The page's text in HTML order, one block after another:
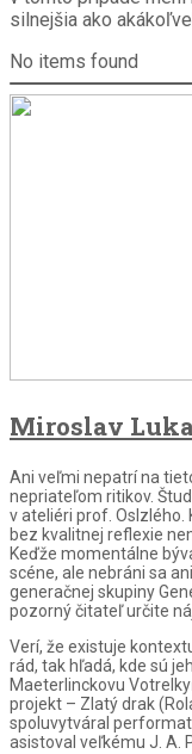
silnejšia ako
No items found
Miroslav
Ani veľmi nepatrí na
nepriateľom ritikov.
v ateliéri prof. Oslzlého.
bez kvalitnej reflexie
Keďže momentálne
scéne, ale nebráni sa
generačnej skupiny
pozorný čitateľ určite
Verí, že existuje
rád, tak hľadá, kde sú
Maeterlinckovu
projekt – Zlatý drak
spoluvytváral
asistoval veľkému J. A.